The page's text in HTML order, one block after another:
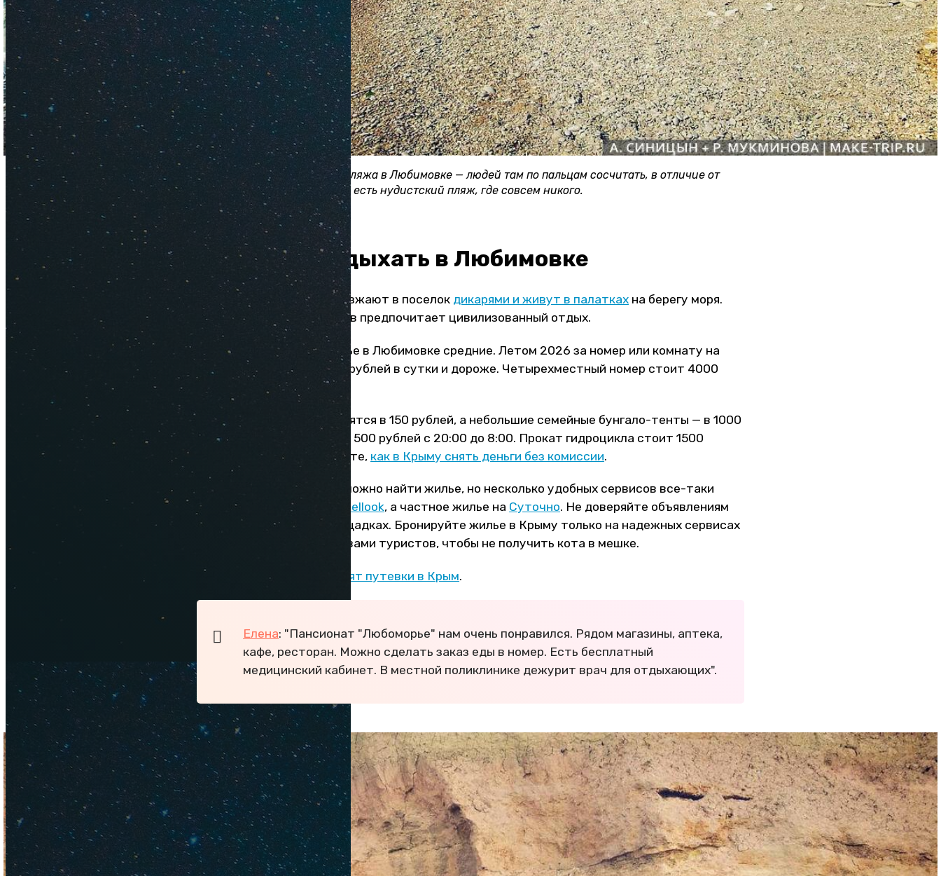
Это необустроенная часть пляжа в Любимовке — людей там по пальцам сосчитать, в отличие от
общественного. Еще дальше есть нудистский пляж, где совсем никого.
Дорого ли отдыхать в Любимовке
Некоторые туристы приезжают в поселок дикарями и живут в палатках на берегу моря.
Большинство курортников предпочитает цивилизованный отдых.
По отзывам, цены на жилье в Любимовке средние. Летом 2026 за номер или комнату на
двоих просят 2000-3500 рублей в сутки и дороже. Четырехместный номер стоит 4000
Шезлонги на пляже обходятся в 150 рублей, а небольшие семейные бунгало-тенты — в 1000
рублей с 8:00 до 20:00 и в 500 рублей с 20:00 до 8:00. Прокат гидроцикла стоит 1500
рублей за 10 минут. Узнайте, как в Крыму снять деньги без комиссии.
Из-за санкций в Крыму сложно найти жилье, но несколько удобных сервисов все-таки
есть. Ищите отели на
Hotellook, а частное жилье на Суточно. Не доверяйте объявлениям
на Авито и подобных площадках. Бронируйте жилье в Крыму только на надежных сервисах
с реальными фото и отзывами туристов, чтобы не получить кота в мешке.
Посмотрите, сколько стоят путевки в Крым.
Елена: "Пансионат "Любоморье" нам очень понравился. Рядом магазины, аптека,
кафе, ресторан. Можно сделать заказ еды в номер. Есть бесплатный
медицинский кабинет. В местной поликлинике дежурит врач для отдыхающих".